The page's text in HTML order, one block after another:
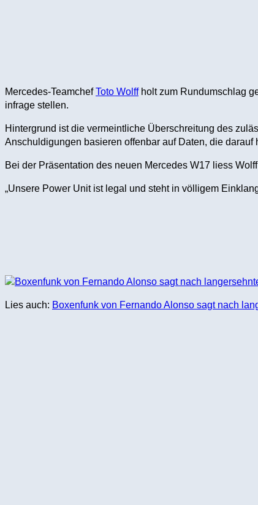
Mercedes-TeamchefToto Wolffholt zum Rundumschlag
infrage stellen.
Hintergrund ist die vermeintliche Überschreitung des
Anschuldigungen basieren offenbar auf Daten, die
Bei der Präsentation des neuen Mercedes W17 liess
„Unsere Power Unit ist legal und steht in völligem
Lies auch: Boxenfunk von Fernando Alonso sagt nach